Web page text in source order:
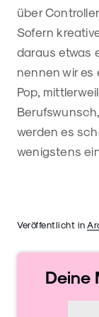
über
Sofern
daraus etwas
nennen wir es
Pop,
werden es
wenigstens
Veröffentlicht in
Deine